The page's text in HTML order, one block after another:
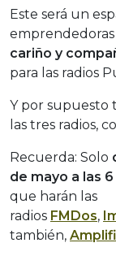
Este será un
cariño y
para las radios
Y por supuesto
las tres radios,
Recuerda: Solo
de mayo a las
que harán las
radios FMDos,
también,